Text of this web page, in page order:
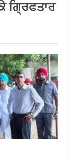
से लंबित
हर स्तर